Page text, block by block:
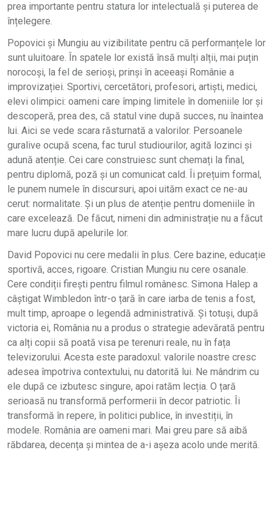
prea importante pentru statura lor intelectuală și puterea de
înțelegere.
Popovici și Mungiu au vizibilitate pentru că performanțele lor
sunt uluitoare. În spatele lor există însă mulți alții, mai puțin
norocoși, la fel de serioși, prinși în aceeași Românie a
improvizației. Sportivi, cercetători, profesori, artiști, medici,
elevi olimpici: oameni care împing limitele în domeniile lor și
descoperă, prea des, că statul vine după succes, nu înaintea
lui. Aici se vede scara răsturnată a valorilor. Persoanele
guralive ocupă scena, fac turul studiourilor, agită lozinci și
adună atenție. Cei care construiesc sunt chemați la final,
pentru diplomă, poză și un comunicat cald. Îi prețuim formal,
le punem numele în discursuri, apoi uităm exact ce ne-au
cerut: normalitate. Și un plus de atenție pentru domeniile în
care excelează. De făcut, nimeni din administrație nu a făcut
mare lucru după apelurile lor.
David Popovici nu cere medalii în plus. Cere bazine, educație
sportivă, acces, rigoare. Cristian Mungiu nu cere osanale.
Cere condiții firești pentru filmul românesc. Simona Halep a
câștigat Wimbledon într-o țară în care iarba de tenis a fost,
mult timp, aproape o legendă administrativă. Și totuși, după
victoria ei, România nu a produs o strategie adevărată pentru
ca alți copii să poată visa pe terenuri reale, nu în fața
televizorului. Acesta este paradoxul: valorile noastre cresc
adesea împotriva contextului, nu datorită lui. Ne mândrim cu
ele după ce izbutesc singure, apoi ratăm lecția. O țară
serioasă nu transformă performerii în decor patriotic. Îi
transformă în repere, în politici publice, în investiții, în
modele. România are oameni mari. Mai greu pare să aibă
răbdarea, decența și mintea de a-i așeza acolo unde merită.